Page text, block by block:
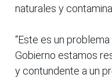
naturales y
“Este es un
Gobierno estamos
y contundente a un